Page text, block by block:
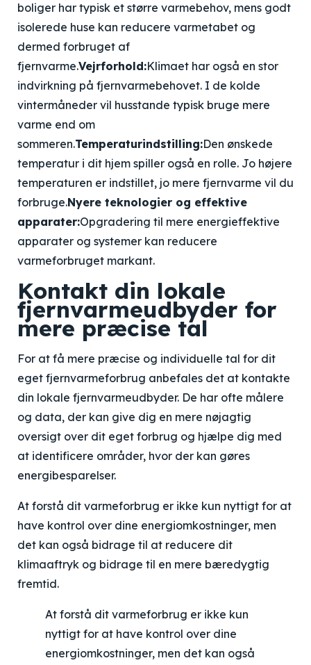
boliger har typisk et større varmebehov, mens godt
isolerede huse kan reducere varmetabet og
dermed forbruget af
fjernvarme.Vejrforhold:Klimaet har også en stor
indvirkning på fjernvarmebehovet. I de kolde
vintermåneder vil husstande typisk bruge mere
varme end om
sommeren.Temperaturindstilling:Den ønskede
temperatur i dit hjem spiller også en rolle. Jo højere
temperaturen er indstillet, jo mere fjernvarme vil du
forbruge.Nyere teknologier og effektive
apparater:Opgradering til mere energieffektive
apparater og systemer kan reducere
varmeforbruget markant.
Kontakt din lokale
fjernvarmeudbyder for
mere præcise tal
For at få mere præcise og individuelle tal for dit
eget fjernvarmeforbrug anbefales det at kontakte
din lokale fjernvarmeudbyder. De har ofte målere
og data, der kan give dig en mere nøjagtig
oversigt over dit eget forbrug og hjælpe dig med
at identificere områder, hvor der kan gøres
energibesparelser.
At forstå dit varmeforbrug er ikke kun nyttigt for at
have kontrol over dine energiomkostninger, men
det kan også bidrage til at reducere dit
klimaaftryk og bidrage til en mere bæredygtig
fremtid.
At forstå dit varmeforbrug er ikke kun
nyttigt for at have kontrol over dine
energiomkostninger, men det kan også